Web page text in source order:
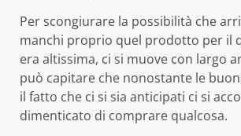
Per scongiurare la possibilità che
manchi proprio quel prodotto per il
era altissima, ci si muove con largo
può capitare che nonostante le
il fatto che ci si sia anticipati ci si
dimenticato di comprare qualcosa.